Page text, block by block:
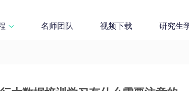
名师团队 视频下载 研究生